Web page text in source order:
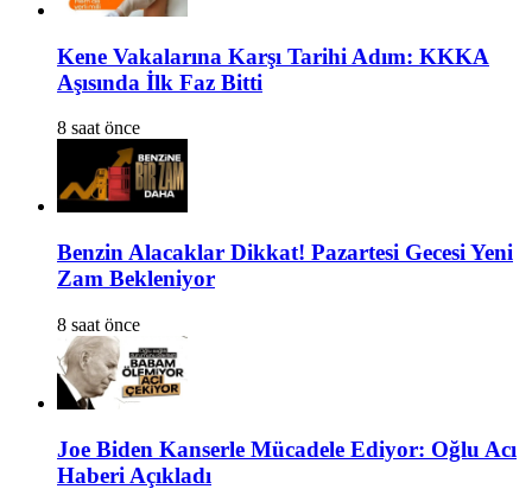
Kene Vakalarına Karşı Tarihi Adım: KKKA
Aşısında İlk Faz Bitti
8 saat önce
Benzin Alacaklar Dikkat! Pazartesi Gecesi Yeni
Zam Bekleniyor
8 saat önce
Joe Biden Kanserle Mücadele Ediyor: Oğlu Acı
Haberi Açıkladı